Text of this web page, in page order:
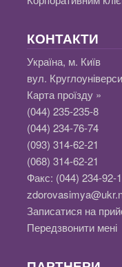
КОНТАКТИ
Україна, м. Київ
вул.
Карта проїзду »
(044) 235-235-8
(044) 234-76-74
(093) 314-62-21
(068) 314-62-21
Факс: (044) 234-92-
Записатися на
Передзвонити мені